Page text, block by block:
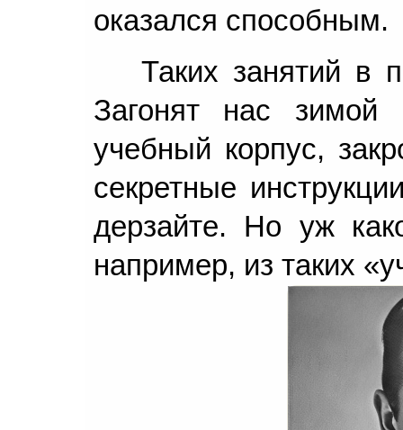
оказался способным.
Таких занятий в
Загонят нас
учебный корпус,
секретные
дерзайте. Но уж
например, из таких